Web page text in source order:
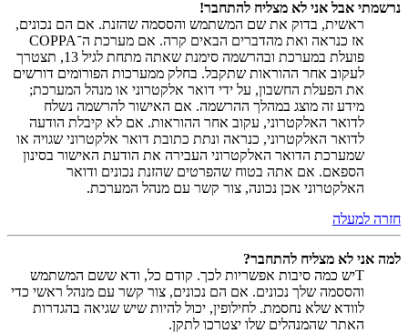
נרשמתי אבל אני לא מצליח להתחבר!
ראשית, בדוק את שם המשתמש והססמה שהזנת. אם הם נכונים,
אז כנראה ואת מהדברים הבאים קרה. אם מערכת ה־COPPA
פועלת במערכת ובהרשמה סימנת שאתה מתחת לגיל 13, תצטרך
לעקוב אחר ההוראות שתקבל. בחלק ממערכות הפורומים דורשים
את הפעלת החשבון, על ידי דואר אלקטרוני או מנהל המערכת;
מידע זה מוצג במהלך ההרשמה. אם האישור להרשמה נשלח
לדואר האלקטרוני, עקוב אחר ההוראות. אם לא קיבלת הודעה
לדואר האלקטרוני, כנראה ונתת כתובת דואר אלקטרוני שגויה או
שמערכת הדואר האלקטרוני העבירה את הודעת האישור בסינון
הספאם. אם אתה בטוח שהפרטים שהזנת נכונים ודואר
האלקטרוני אכן נכונה, צור קשר עם מנהל המערכת.
חזרה למעלה
למה אני לא מצליח להתחבר?
Tיש כמה סיבות אפשריות לכך. קודם כל, ודא ששם המשתמש
והססמה שלך נכונים. אם הם נכונים, צור קשר עם מנהל ראשי כדי
לוודא שלא נחסמת. לחילופין, יכול להיות שיש שגיאה בהגדרות
האתר שהמנהלים שלו יצטרכו לתקן.